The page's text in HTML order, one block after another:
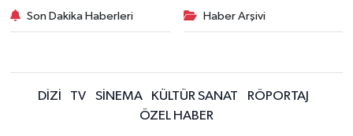
Son Dakika Haberleri Haber Arşivi
DİZİ TV SİNEMA KÜLTÜR SANAT
RÖPORTAJ
ÖZEL HABER